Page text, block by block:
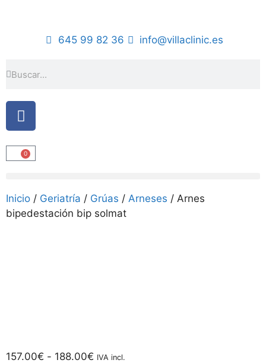
645 99 82 36 info@villaclinic.es
0
Inicio / Geriatría / Grúas / Arneses / Arnes
bipedestación bip solmat
157.00€ - 188.00€ IVA incl.